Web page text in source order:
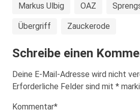
Markus Ulbig OAZ
Übergriff Zauckerode
Schreibe einen
Deine E-Mail-Adresse wird nicht
Erforderliche Felder sind mit *
Kommentar*